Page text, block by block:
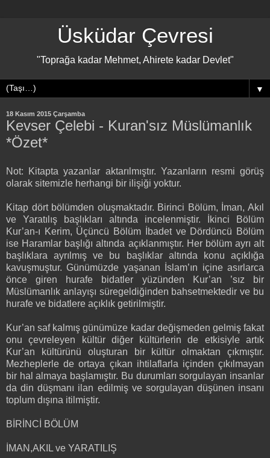
Üsküdar Çevresi
"Toprağa kadar Mehmet, Ahirete kadar Devlet"
▼
18 Kasım 2015 Çarşamba
Kevser Çelebi - Kuran'sız Müslümanlık
*Özet*
Not: Kitapta yazanlar aktarılmıştır. Yazanların resmi görüş
olarak sitemizle herhangi bir ilişiği yoktur.
Kitap dört bölümden oluşmaktadır. Birinci Bölüm, İman, Akıl
ve Yaratılış başlıkları altında incelenmiştir. İkinci Bölüm
Kur’an-ı Kerim, Üçüncü Bölüm İbadet ve Dördüncü Bölüm
ise Haramlar başlığı altında açıklanmıştır. Her bölüm ayrı alt
başlıklara ayrılmış ve bu başlıklar altında konu açıklığa
kavuşmuştur. Günümüzde yaşanan İslam’ın içine asırlarca
önce giren hurafe bidatler yüzünden Kur’an ’sız bir
Müslümanlık anlayışı süregeldiğinden bahsetmektedir ve bu
hurafe ve bidatlere açıklık getirilmiştir.
Kur’an saf kalmış günümüze kadar değişmeden gelmiş fakat
onu çevreleyen kültür diğer kültürlerin de etkisiyle artık
Kur’an kültürünü oluşturan bir kültür olmaktan çıkmıştır.
Mezheplerle de ortaya çıkan ihtilaflarla içinden çıkılmayan
bir hal almaya başlamıştır. Bu durumları sorgulayan insanlar
da din düşmanı ilan edilmiş ve sorgulayan düşünen insanı
toplum dışına itilmiştir.
BİRİNCİ BÖLÜM
İMAN,AKIL ve YARATILIŞ